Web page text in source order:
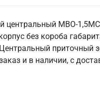
центральный МВО-
без короба
приточный
и в наличии, с